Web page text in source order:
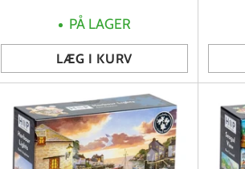
PÅ LAGER
LÆG I KURV
Antal Antal